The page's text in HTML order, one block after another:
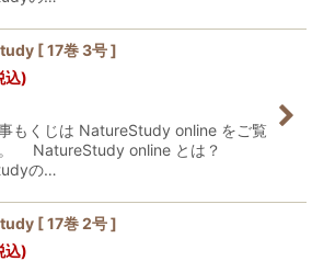
[ 17巻 3号 ]
込)
もくじは NatureStudy online をご覧
。 NatureStudy online とは？
の…
[ 17巻 2号 ]
込)